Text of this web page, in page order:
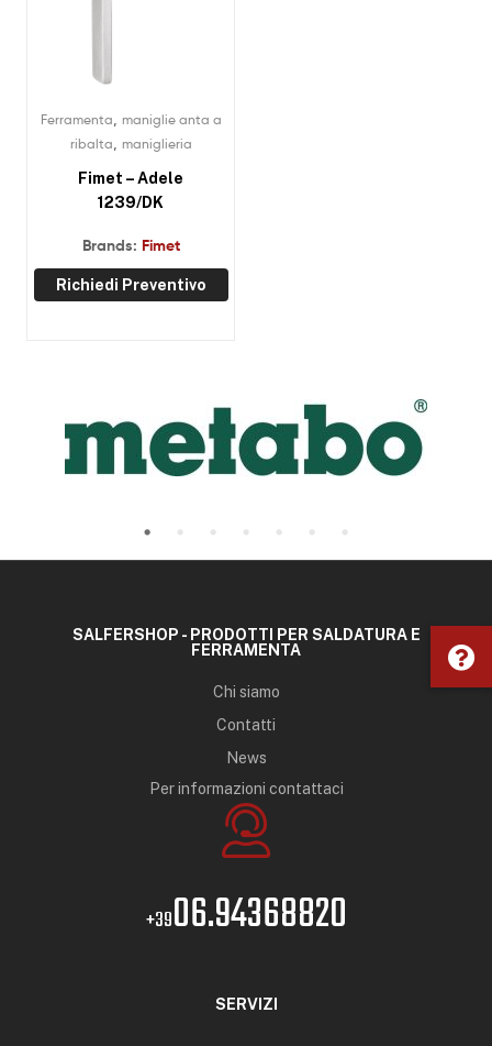
Ferramenta maniglie anta a
ribalta maniglieria
Fimet – Adele
1239/DK
Brands: Fimet
Richiedi Preventivo
SALFERSHOP - PRODOTTI PER SALDATURA E
FERRAMENTA
Chi siamo
Contatti
News
Per informazioni contattaci
+3906.94368820
SERVIZI